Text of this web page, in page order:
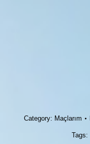
Category: Maçlarım
Tags: